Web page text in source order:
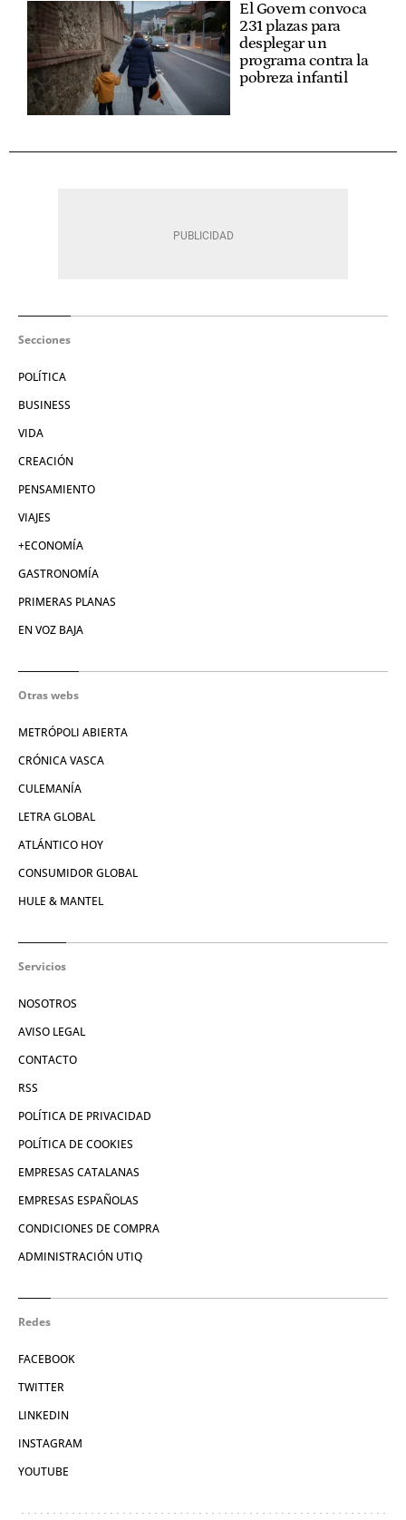
El Govern convoca
231 plazas para
desplegar un
programa contra la
pobreza infantil
Secciones
POLÍTICA
BUSINESS
VIDA
CREACIÓN
PENSAMIENTO
VIAJES
+ECONOMÍA
GASTRONOMÍA
PRIMERAS PLANAS
EN VOZ BAJA
Otras webs
METRÓPOLI ABIERTA
CRÓNICA VASCA
CULEMANÍA
LETRA GLOBAL
ATLÁNTICO HOY
CONSUMIDOR GLOBAL
HULE & MANTEL
Servicios
NOSOTROS
AVISO LEGAL
CONTACTO
RSS
POLÍTICA DE PRIVACIDAD
POLÍTICA DE COOKIES
EMPRESAS CATALANAS
EMPRESAS ESPAÑOLAS
CONDICIONES DE COMPRA
ADMINISTRACIÓN UTIQ
Redes
FACEBOOK
TWITTER
LINKEDIN
INSTAGRAM
YOUTUBE